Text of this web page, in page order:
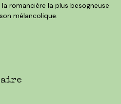
romancière la plus besogneuse
mélancolique.